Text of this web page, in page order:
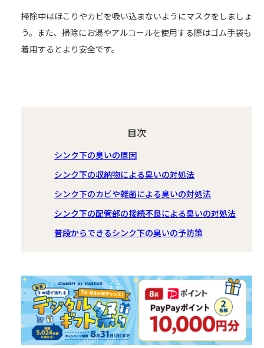
掃除中はほこりやカビを吸い込まないようにマスクをしましょ
う。また、掃除にお湯やアルコールを使用する際はゴム手袋も
着用するとより安全です。
目次
シンク下の臭いの原因
シンク下の収納物による臭いの対処法
シンク下のカビや雑菌による臭いの対処法
シンク下の配管部の接続不良による臭いの対処法
普段からできるシンク下の臭いの予防策